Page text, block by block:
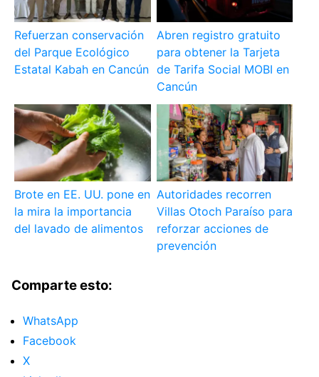
Refuerzan conservación
del Parque Ecológico
Estatal Kabah en Cancún
Abren registro gratuito
para obtener la Tarjeta
de Tarifa Social MOBI en
Cancún
Brote en EE. UU. pone en
la mira la importancia
del lavado de alimentos
Autoridades recorren
Villas Otoch Paraíso para
reforzar acciones de
prevención
Comparte esto:
WhatsApp
Facebook
X